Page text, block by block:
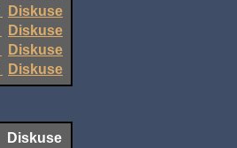
Diskuse
Diskuse
Diskuse
Diskuse
Diskuse